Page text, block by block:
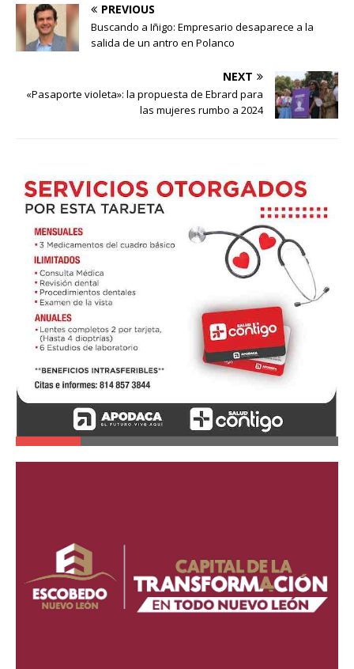
PREVIOUS
Buscando a Iñigo: Empresario desaparece a la
salida de un antro en Polanco
NEXT
«Pasaporte violeta»: la propuesta de Ebrard para
las mujeres rumbo a 2024